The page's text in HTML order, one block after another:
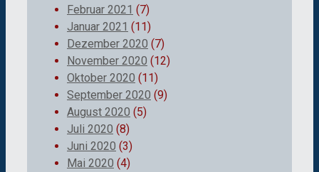
Februar 2021 (7)
Januar 2021 (11)
Dezember 2020 (7)
November 2020 (12)
Oktober 2020 (11)
September 2020 (9)
August 2020 (5)
Juli 2020 (8)
Juni 2020 (3)
Mai 2020 (4)